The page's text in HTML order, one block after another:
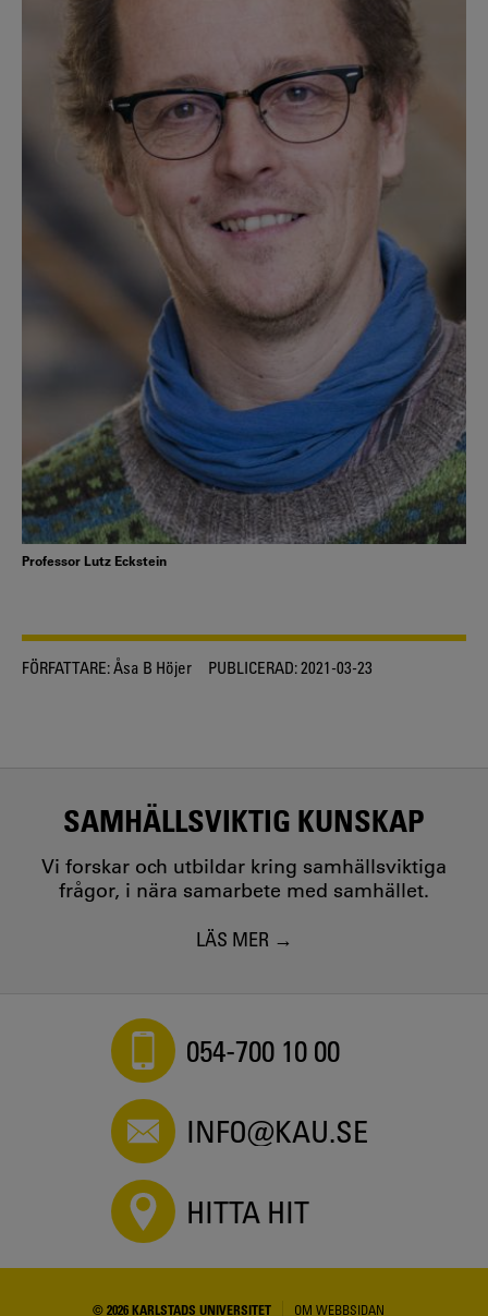
Professor Lutz Eckstein
FÖRFATTARE:Åsa B Höjer PUBLICERAD:2021-03-23
SAMHÄLLSVIKTIG KUNSKAP
Vi forskar och utbildar kring samhällsviktiga
frågor, i nära samarbete med samhället.
LÄS MER
054-700 10 00
INFO@KAU.SE
HITTA HIT
© 2026 KARLSTADS UNIVERSITET OM WEBBSIDAN